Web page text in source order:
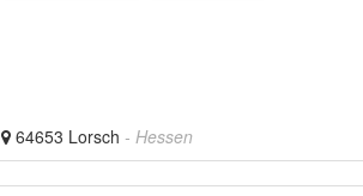
64653 Lorsch - Hessen